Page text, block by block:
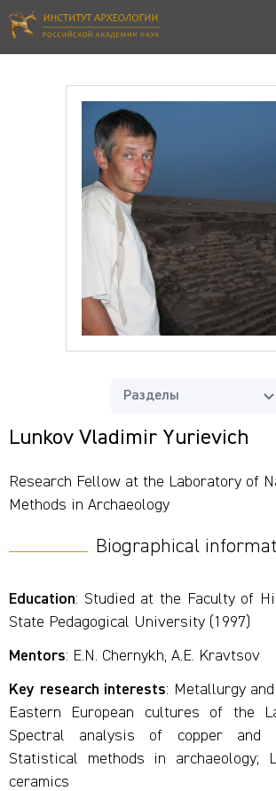
Разделы
Lunkov Vladimir Yurievich
Research Fellow at the Laboratory of
Methods in Archaeology
Biographical
Education: Studied at the Faculty of
State Pedagogical University (1997)
Mentors: E.N. Chernykh, A.E. Kravtsov
Key research interests: Metallurgy
Eastern European cultures of the
Spectral analysis of copper and
Statistical methods in archaeology;
ceramics